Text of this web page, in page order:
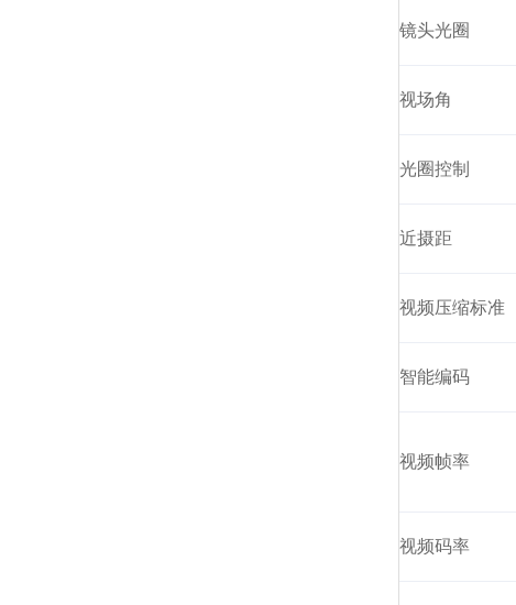
镜头光圈
视场角
光圈控制
近摄距
视频压缩标准
智能编码
视频帧率
视频码率